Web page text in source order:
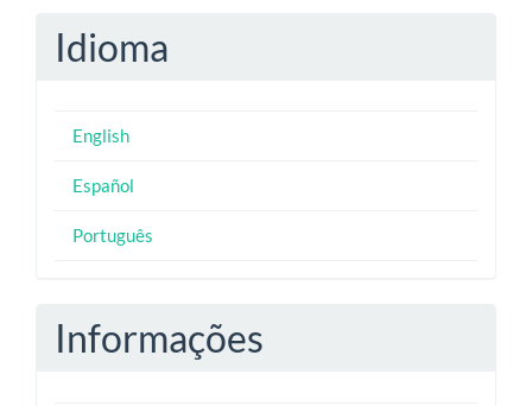
Idioma
English
Español
Português
Informações